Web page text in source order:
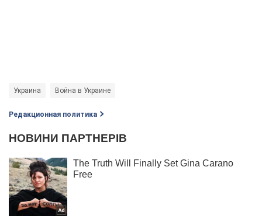
Украина Война в Украине
Редакционная политика